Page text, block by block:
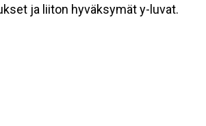
ja liiton hyväksymät y-luvat.